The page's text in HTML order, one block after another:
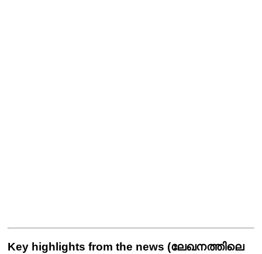
Key highlights from the news (ലേഖനത്തിലെ